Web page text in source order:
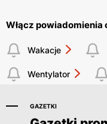
Włącz
Wakacje
Wentylator
GAZETKI